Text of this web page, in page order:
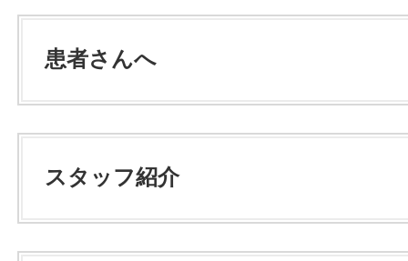
患者さんへ
スタッフ紹介